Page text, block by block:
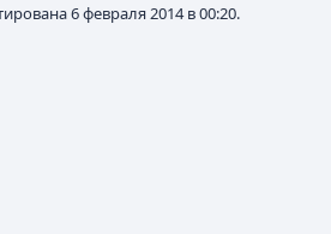
6 февраля 2014 в 00:20.